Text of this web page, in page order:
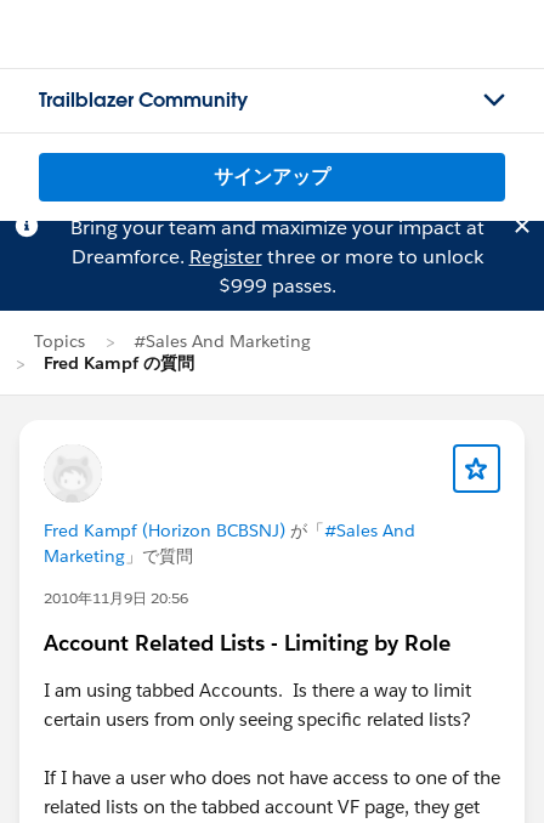
Trailblazer Community
サインアップ
Bring your team and maximize your impact at
Dreamforce. Registerthree or more to unlock
$999 passes.
Topics
#Sales And Marketing
Fred Kampf の質問
Fred Kampf (Horizon BCBSNJ) が「#Sales And
Marketing 」で質問
2010年11月9日 20:56
Account Related Lists - Limiting by Role
I am using tabbed Accounts. Is there a way to limit
certain users from only seeing specific related lists?
If I have a user who does not have access to one of the
related lists on the tabbed account VF page, they get